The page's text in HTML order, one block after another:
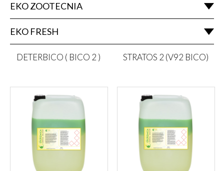
EKO ZOOTECNIA
EKO FRESH
DETERBICO ( BICO 2 ) STRATOS 2 (V92 BICO)